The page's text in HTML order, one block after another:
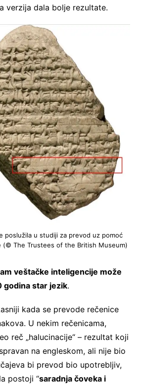
verzija dala bolje rezultate.
poslužila u studiji za prevod uz pomoć
(© The Trustees of the British Museum)
veštačke inteligencije može
godina star jezik.
kada se prevode rečenice
U nekim rečenicama,
reč „halucinacije“ – rezultat koji
na engleskom, ali nije bio
bi prevod bio upotrebljiv,
postoji “saradnja čoveka i